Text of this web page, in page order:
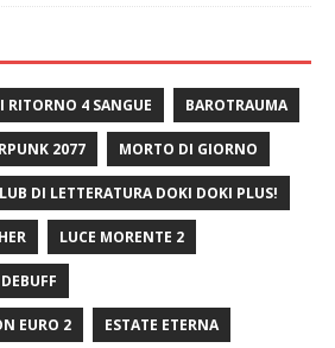
RITORNO 4 SANGUE BAROTRAUMA
2077 MORTO DI GIORNO
DI LETTERATURA DOKI DOKI PLUS!
LUCE MORENTE 2
EURO 2 ESTATE ETERNA